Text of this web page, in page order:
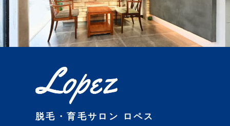
脱毛・育毛サロン ロペス